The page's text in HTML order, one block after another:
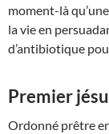
moment-là
la vie en
d’antibiotique
Premier
Ordonné prêtre